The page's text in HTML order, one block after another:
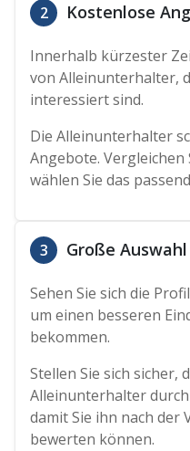
2 Kostenlose
Innerhalb kürzester
von Alleinunterhalter,
interessiert sind.
Die Alleinunterhalter
Angebote.
wählen Sie das
3 Große Auswahl
Sehen Sie sich die
um einen besseren
bekommen.
Stellen Sie sich sicher,
Alleinunterhalter
damit Sie ihn nach der
bewerten können.